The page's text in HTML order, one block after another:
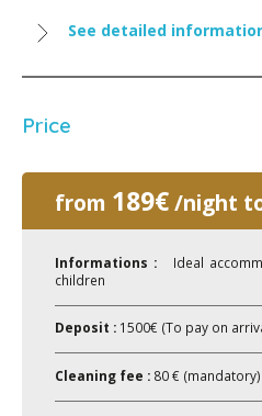
See detailed
Price
from 189€/night
Informations :
Ideal
children
Deposit : 1500€ (To pay on
Cleaning fee : 80 € (mandatory)